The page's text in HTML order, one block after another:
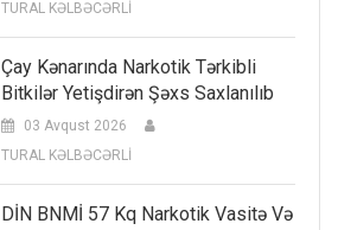
TURAL KƏLBƏCƏRLİ
Çay Kənarında Narkotik Tərkibli
Bitkilər Yetişdirən Şəxs Saxlanılıb
03 Avqust 2026
TURAL KƏLBƏCƏRLİ
DİN BNMİ 57 Kq Narkotik Vasitə Və